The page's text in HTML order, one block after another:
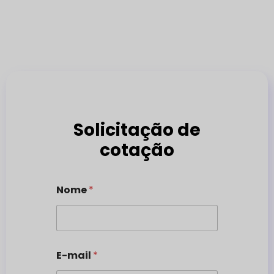
Solicitação de
cotação
Nome*
E-mail *